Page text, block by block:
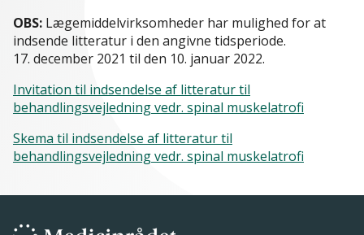
OBS: Lægemiddelvirksomheder har mulighed for at
indsende litteratur i den angivne tidsperiode.
17. december 2021 til den 10. januar 2022.
Invitation til indsendelse af litteratur til
behandlingsvejledning vedr. spinal muskelatrofi
Skema til indsendelse af litteratur til
behandlingsvejledning vedr. spinal muskelatrofi